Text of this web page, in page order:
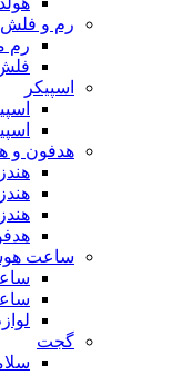
رم و
رم
اسپیکر
هدفون و
ساعت
گجت